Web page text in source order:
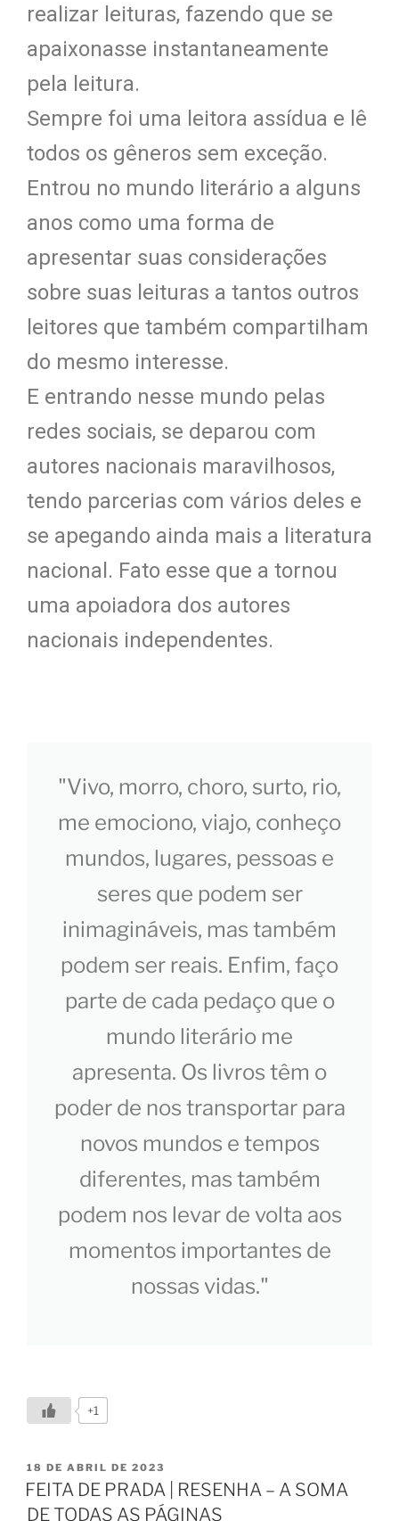
realizar leituras, fazendo que se
apaixonasse instantaneamente
pela leitura.
Sempre foi uma leitora assídua e lê
todos os gêneros sem exceção.
Entrou no mundo literário a alguns
anos como uma forma de
apresentar suas considerações
sobre suas leituras a tantos outros
leitores que também compartilham
do mesmo interesse.
E entrando nesse mundo pelas
redes sociais, se deparou com
autores nacionais maravilhosos,
tendo parcerias com vários deles e
se apegando ainda mais a literatura
nacional. Fato esse que a tornou
uma apoiadora dos autores
nacionais independentes.
"Vivo, morro, choro, surto, rio,
me emociono, viajo, conheço
mundos, lugares, pessoas e
seres que podem ser
inimagináveis, mas também
podem ser reais. Enfim, faço
parte de cada pedaço que o
mundo literário me
apresenta. Os livros têm o
poder de nos transportar para
novos mundos e tempos
diferentes, mas também
podem nos levar de volta aos
momentos importantes de
nossas vidas."
+1
18 DE ABRIL DE 2023
FEITA DE PRADA | RESENHA – A SOMA
DE TODAS AS PÁGINAS